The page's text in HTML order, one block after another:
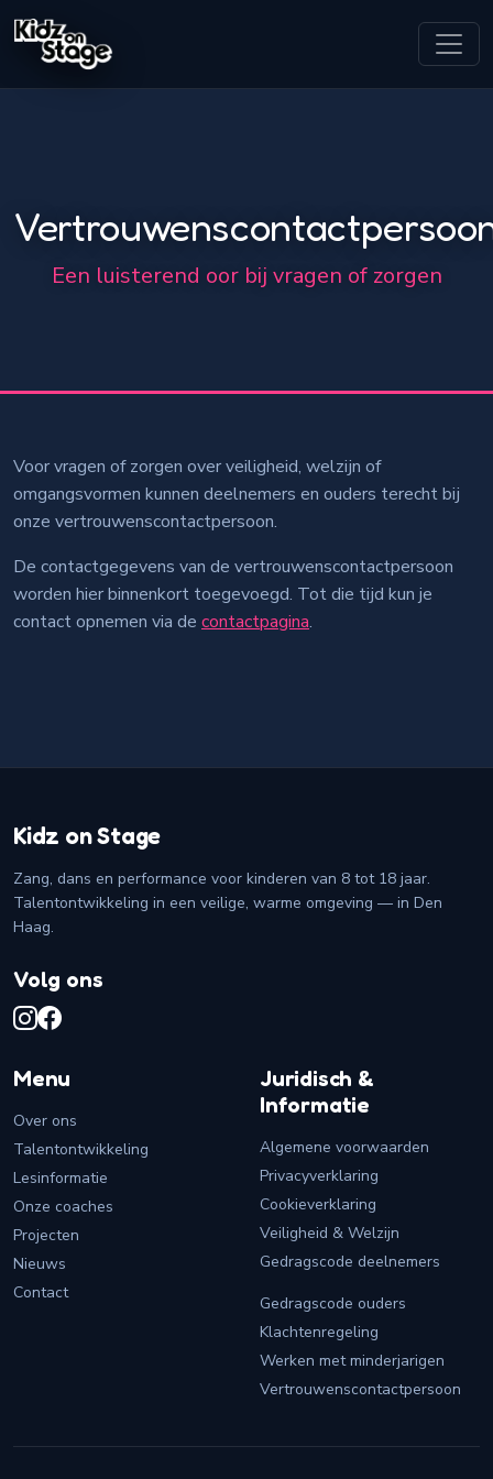
Een luisterend oor bij vragen of zorgen
Voor vragen of zorgen over veiligheid, welzijn of
omgangsvormen kunnen deelnemers en ouders terecht bij
onze vertrouwenscontactpersoon.
De contactgegevens van de vertrouwenscontactpersoon
worden hier binnenkort toegevoegd. Tot die tijd kun je
contact opnemen via de contactpagina.
Kidz on Stage
Zang, dans en performance voor kinderen van 8 tot 18 jaar.
Talentontwikkeling in een veilige, warme omgeving — in Den
Haag.
Volg ons
Menu
Over ons
Talentontwikkeling
Lesinformatie
Onze coaches
Projecten
Nieuws
Contact
Juridisch &
Informatie
Algemene voorwaarden
Privacyverklaring
Cookieverklaring
Veiligheid & Welzijn
Gedragscode deelnemers
Gedragscode ouders
Klachtenregeling
Werken met minderjarigen
Vertrouwenscontactpersoon